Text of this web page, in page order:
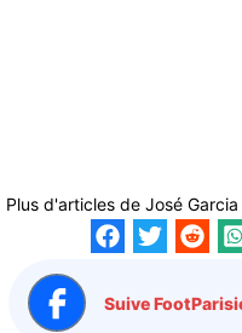
Plus d'articles de José Garcia
Suive